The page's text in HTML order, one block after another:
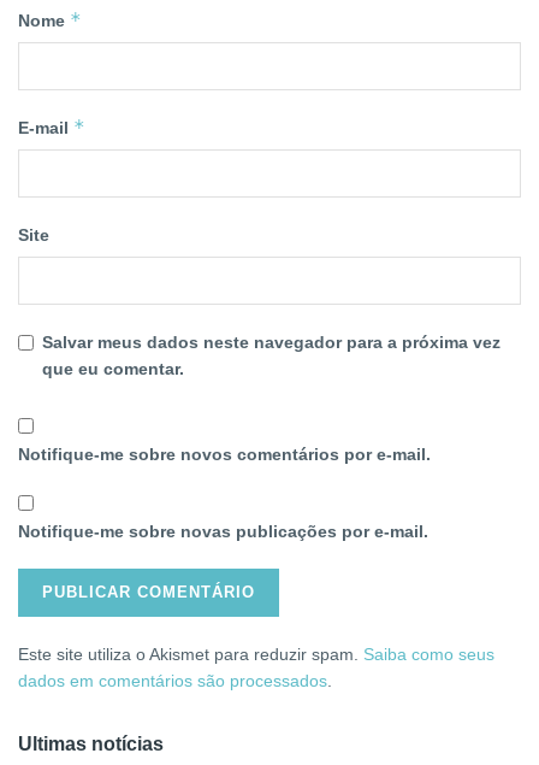
Nome *
E-mail *
Site
Salvar meus dados neste navegador para a próxima vez
que eu comentar.
Notifique-me sobre novos comentários por e-mail.
Notifique-me sobre novas publicações por e-mail.
Este site utiliza o Akismet para reduzir spam. Saiba como seus
dados em comentários são processados
Ultimas notícias